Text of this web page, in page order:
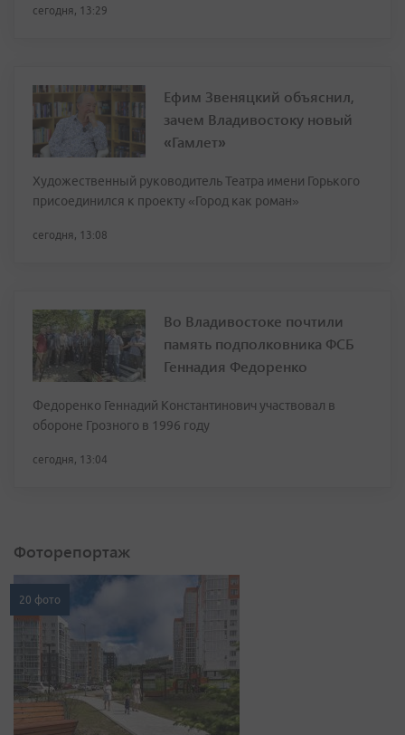
сегодня, 13:29
Ефим Звеняцкий объяснил,
зачем Владивостоку новый
«Гамлет»
Художественный руководитель Театра имени Горького
присоединился к проекту «Город как роман»
сегодня, 13:08
Во Владивостоке почтили
память подполковника ФСБ
Геннадия Федоренко
Федоренко Геннадий Константинович участвовал в
обороне Грозного в 1996 году
сегодня, 13:04
Фоторепортаж
20 фото